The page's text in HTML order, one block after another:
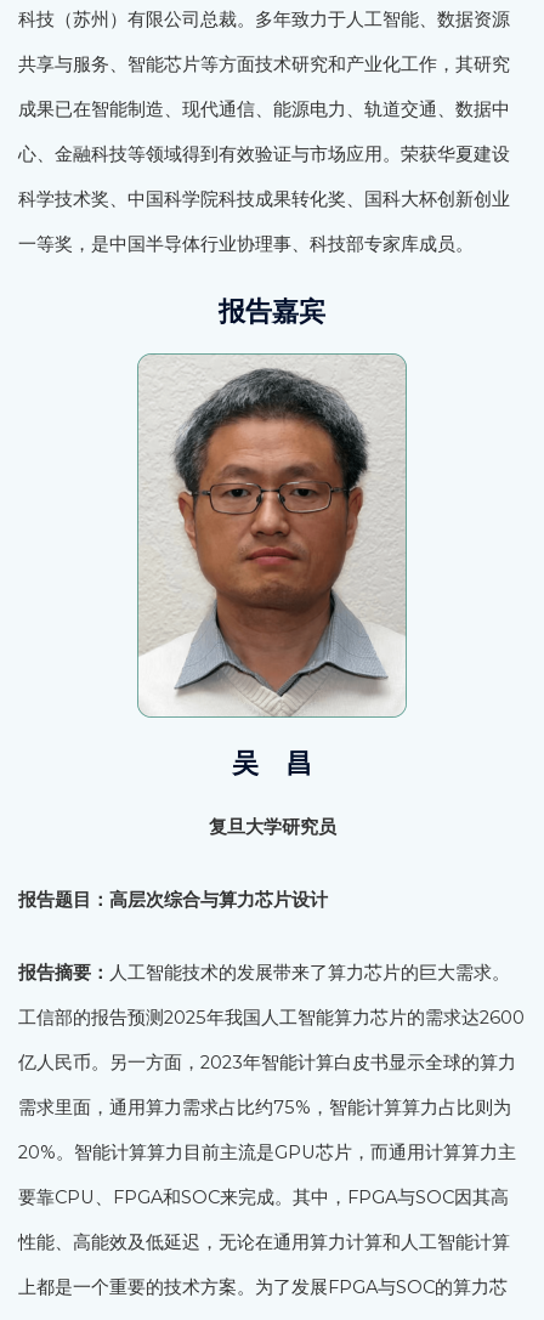
科技（苏州）有限公司总裁。多年致力于人工智能、数据资源
共享与服务、智能芯片等方面技术研究和产业化工作，其研究
成果已在智能制造、现代通信、能源电力、轨道交通、数据中
心、金融科技等领域得到有效验证与市场应用。荣获华夏建设
科学技术奖、中国科学院科技成果转化奖、国科大杯创新创业
一等奖，是中国半导体行业协理事、科技部专家库成员。
报告嘉宾
吴 昌
复旦大学研究员
报告题目：高层次综合与算力芯片设计
报告摘要： 人工智能技术的发展带来了算力芯片的巨大需求。
工信部的报告预测2025年我国人工智能算力芯片的需求达2600
亿人民币。另一方面，2023年智能计算白皮书显示全球的算力
需求里面，通用算力需求占比约75%，智能计算算力占比则为
20%。智能计算算力目前主流是GPU芯片，而通用计算算力主
要靠CPU、FPGA和SOC来完成。其中，FPGA与SOC因其高
性能、高能效及低延迟，无论在通用算力计算和人工智能计算
上都是一个重要的技术方案。为了发展FPGA与SOC的算力芯